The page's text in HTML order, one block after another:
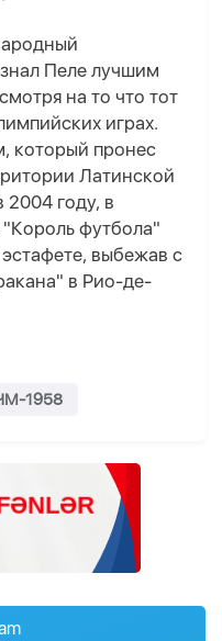
Пеле лучшим
на то что тот
играх.
который пронес
Латинской
году, в
футбола"
выбежав с
в Рио-де-
1958